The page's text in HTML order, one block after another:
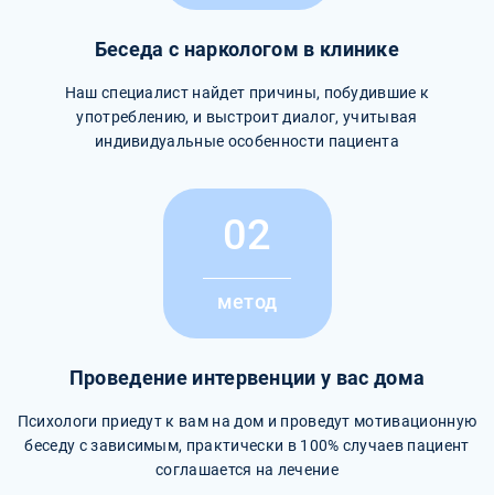
Беседа с наркологом в клинике
Наш специалист найдет причины, побудившие к
употреблению, и выстроит диалог, учитывая
индивидуальные особенности пациента
02
метод
Проведение интервенции у вас дома
Психологи приедут к вам на дом и проведут мотивационную
беседу с зависимым, практически в 100% случаев пациент
соглашается на лечение